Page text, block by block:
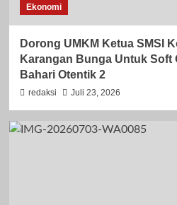
Ekonomi
Dorong UMKM Ketua SMSI
Karangan Bunga Untuk Soft
Bahari Otentik 2
redaksi Juli 23, 2026